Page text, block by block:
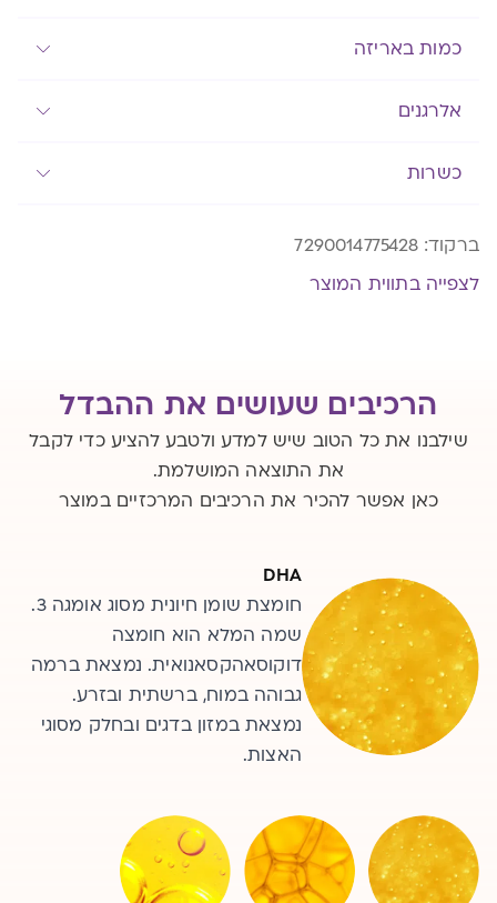
כמות באריזה
אלרגנים
כשרות
ברקוד:7290014775428
לצפייה בתווית המוצר
הרכיבים שעושים את ההבדל
שילבנו את כל הטוב שיש למדע ולטבע להציע כדי לקבל
את התוצאה המושלמת.
כאן אפשר להכיר את הרכיבים המרכזיים במוצר
DHA
חומצת שומן חיונית מסוג אומגה 3.
שמה המלא הוא חומצה
דוקוסאהקסאנואית. נמצאת ברמה
גבוהה במוח, ברשתית ובזרע.
נמצאת במזון בדגים ובחלק מסוגי
האצות.
EPA
חומצת שומן חיונית מסוג אומגה 3.
שמה המלא הוא חומצה
איקוסאפנטאנואית. מקורות בתזונה:
דגים וחלק מסוגי האצות.
אומגה 3
קבוצת חומצות שומן רב בלתי רוויות
החיוניות למבנה הגוף ותפקודו,
וכוללת 3 חומצות שומן עיקריות:
חומצה אלפא-לינולנית (ALA),
חומצה איקוסאפנטאנואית (EPA)
וחומצה דוקוסאהקסאנואית (DHA).